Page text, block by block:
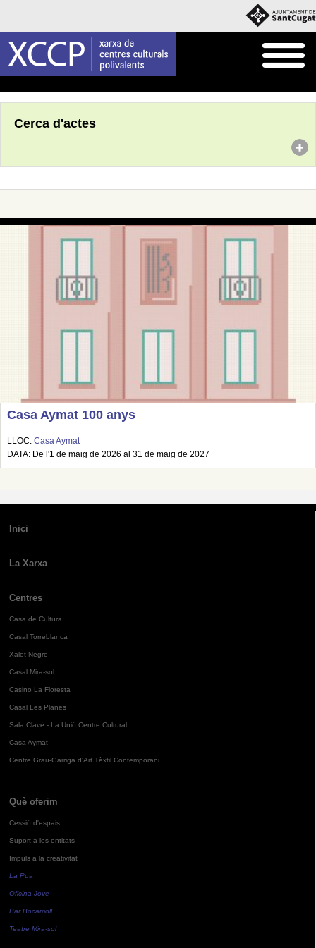
Cerca d'actes
Casa Aymat 100 anys
LLOC: Casa Aymat
DATA: De l'1 de maig de 2026 al 31 de maig de 2027
Inici
La Xarxa
Centres
Casa de Cultura
Casal Torreblanca
Xalet Negre
Casal Mira-sol
Casino La Floresta
Casal Les Planes
Sala Clavé - La Unió Centre Cultural
Casa Aymat
Centre Grau-Garriga d'Art Tèxtil Contemporani
Què oferim
Cessió d'espais
Suport a les entitats
Impuls a la creativitat
La Pua
Oficina Jove
Bar Bocamoll
Teatre Mira-sol